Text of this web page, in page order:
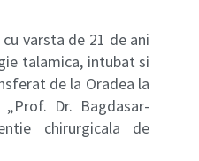
varsta de 21 de ani
talamica, intubat si
de la Oradea la
Dr. Bagdasar-
chirurgicala de